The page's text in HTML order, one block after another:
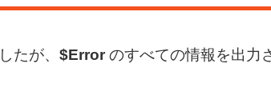
たが、 $Error のすべての情報を出力